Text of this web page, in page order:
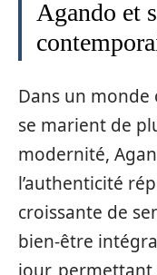
Agando et
Dans un monde
se marient de
modernité,
l’authenticité
croissante de
bien-être
jour, permettant